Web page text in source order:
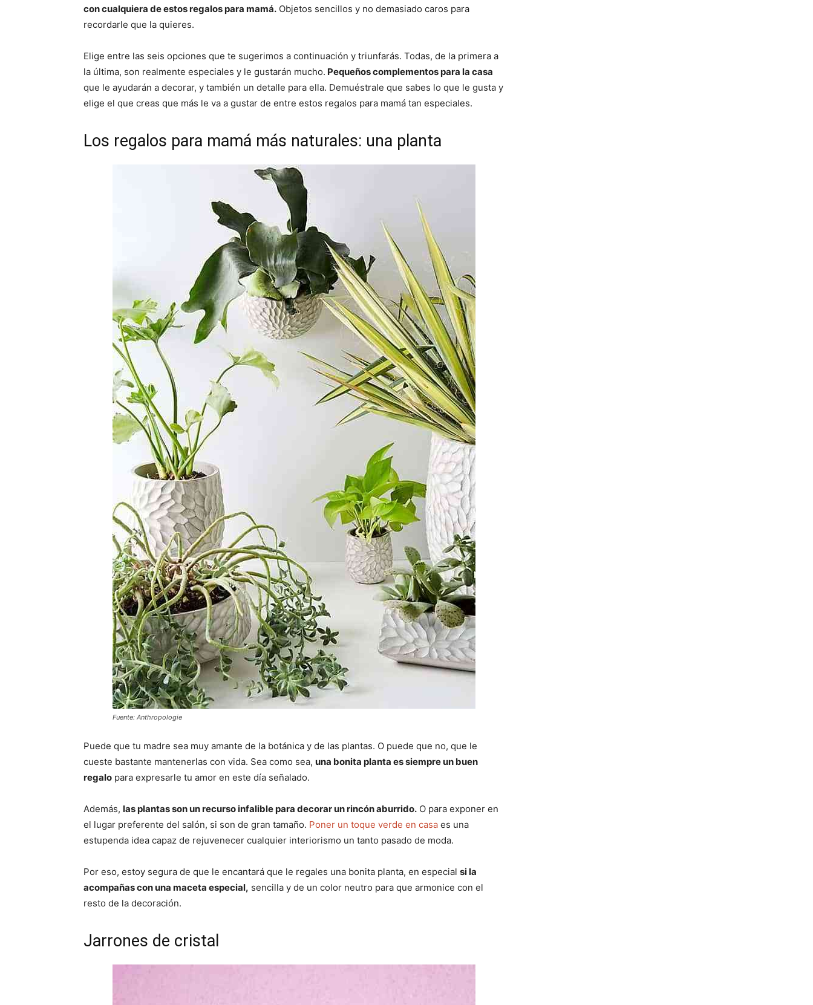
con cualquiera de estos regalos para mamá. Objetos sencillos y no demasiado caros para
recordarle que la quieres.
Elige entre las seis opciones que te sugerimos a continuación y triunfarás. Todas, de la primera a
la última, son realmente especiales y le gustarán mucho. Pequeños complementos para la casa
que le ayudarán a decorar, y también un detalle para ella. Demuéstrale que sabes lo que le gusta y
elige el que creas que más le va a gustar de entre estos regalos para mamá tan especiales.
Los regalos para mamá más naturales: una planta
Fuente: Anthropologie
Puede que tu madre sea muy amante de la botánica y de las plantas. O puede que no, que le
cueste bastante mantenerlas con vida. Sea como sea, una bonita planta es siempre un buen
regalo para expresarle tu amor en este día señalado.
Además, las plantas son un recurso infalible para decorar un rincón aburrido. O para exponer en
el lugar preferente del salón, si son de gran tamaño. Poner un toque verde en casa es una
estupenda idea capaz de rejuvenecer cualquier interiorismo un tanto pasado de moda.
Por eso, estoy segura de que le encantará que le regales una bonita planta, en especial si la
acompañas con una maceta especial, sencilla y de un color neutro para que armonice con el
resto de la decoración.
Jarrones de cristal